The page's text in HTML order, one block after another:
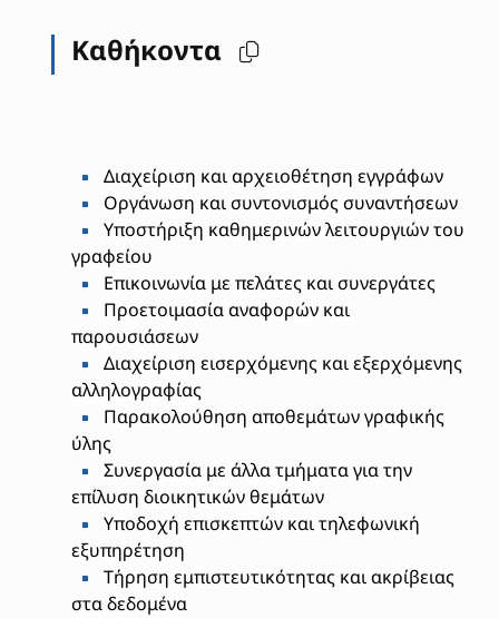
Καθήκοντα
Διαχείριση και αρχειοθέτηση εγγράφων
Οργάνωση και συντονισμός συναντήσεων
Υποστήριξη καθημερινών λειτουργιών του
γραφείου
Επικοινωνία με πελάτες και συνεργάτες
Προετοιμασία αναφορών και
παρουσιάσεων
Διαχείριση εισερχόμενης και εξερχόμενης
αλληλογραφίας
Παρακολούθηση αποθεμάτων γραφικής
ύλης
Συνεργασία με άλλα τμήματα για την
επίλυση διοικητικών θεμάτων
Υποδοχή επισκεπτών και τηλεφωνική
εξυπηρέτηση
Τήρηση εμπιστευτικότητας και ακρίβειας
στα δεδομένα